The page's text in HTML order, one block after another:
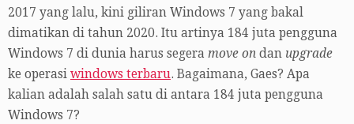
2017 yang lalu, kini giliran Windows 7 yang bakal
dimatikan di tahun 2020. Itu artinya 184 juta pengguna
Windows 7 di dunia harus segera move on dan upgrade
ke operasi windows terbaru. Bagaimana, Gaes? Apa
kalian adalah salah satu di antara 184 juta pengguna
Windows 7?